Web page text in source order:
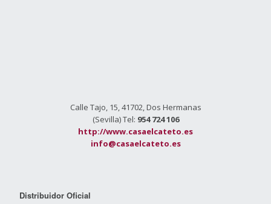
Calle Tajo, 15, 41702, Dos Hermanas
(Sevilla) Tel: 954 724 106
http://www.casaelcateto.es
info@casaelcateto.es
Distribuidor Oficial